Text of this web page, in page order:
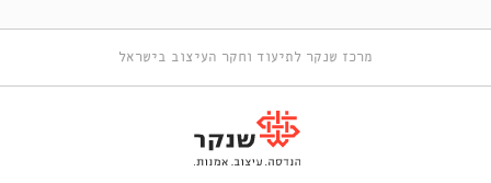
מרכז שנקר לתיעוד וחקר העיצוב בישראל